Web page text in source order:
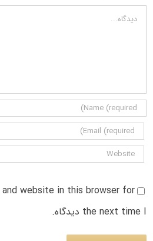
دیدگاه
and website in this browser for
the next time I دیدگاه.